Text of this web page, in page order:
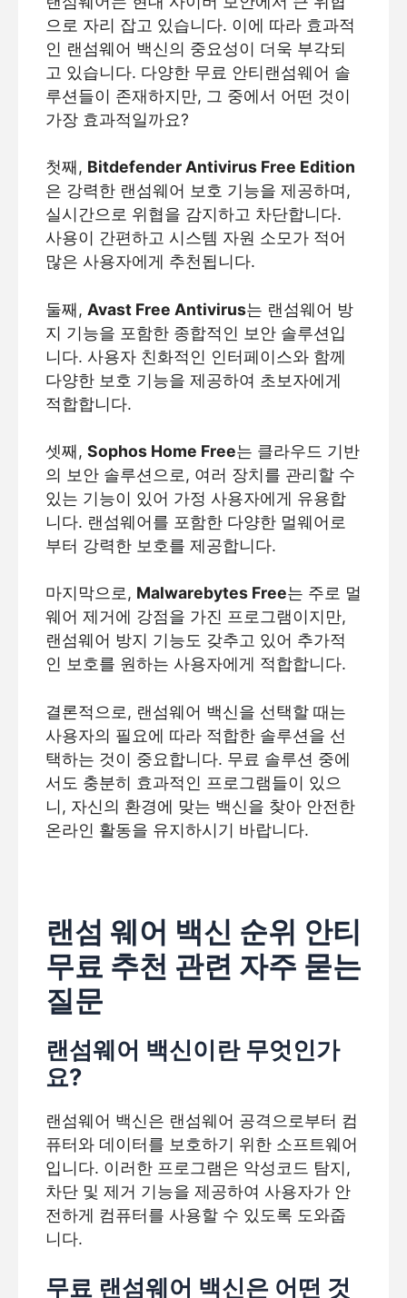
으로 자리 잡고 있습니다. 이에 따라 효과적
인 랜섬웨어 백신의 중요성이 더욱 부각되
고 있습니다. 다양한 무료 안티랜섬웨어 솔
루션들이 존재하지만, 그 중에서 어떤 것이
가장 효과적일까요?
첫째, Bitdefender Antivirus Free Edition
은 강력한 랜섬웨어 보호 기능을 제공하며,
실시간으로 위협을 감지하고 차단합니다.
사용이 간편하고 시스템 자원 소모가 적어
많은 사용자에게 추천됩니다.
둘째, Avast Free Antivirus는 랜섬웨어 방
지 기능을 포함한 종합적인 보안 솔루션입
니다. 사용자 친화적인 인터페이스와 함께
다양한 보호 기능을 제공하여 초보자에게
적합합니다.
셋째, Sophos Home Free는 클라우드 기반
의 보안 솔루션으로, 여러 장치를 관리할 수
있는 기능이 있어 가정 사용자에게 유용합
니다. 랜섬웨어를 포함한 다양한 멀웨어로
부터 강력한 보호를 제공합니다.
마지막으로, Malwarebytes Free는 주로 멀
웨어 제거에 강점을 가진 프로그램이지만,
랜섬웨어 방지 기능도 갖추고 있어 추가적
인 보호를 원하는 사용자에게 적합합니다.
결론적으로, 랜섬웨어 백신을 선택할 때는
사용자의 필요에 따라 적합한 솔루션을 선
택하는 것이 중요합니다. 무료 솔루션 중에
서도 충분히 효과적인 프로그램들이 있으
니, 자신의 환경에 맞는 백신을 찾아 안전한
온라인 활동을 유지하시기 바랍니다.
랜섬 웨어 백신 순위 안티
무료 추천 관련 자주 묻는
질문
랜섬웨어 백신이란 무엇인가
요?
랜섬웨어 백신은 랜섬웨어 공격으로부터 컴
퓨터와 데이터를 보호하기 위한 소프트웨어
입니다. 이러한 프로그램은 악성코드 탐지,
차단 및 제거 기능을 제공하여 사용자가 안
전하게 컴퓨터를 사용할 수 있도록 도와줍
니다.
무료 랜섬웨어 백신은 어떤 것